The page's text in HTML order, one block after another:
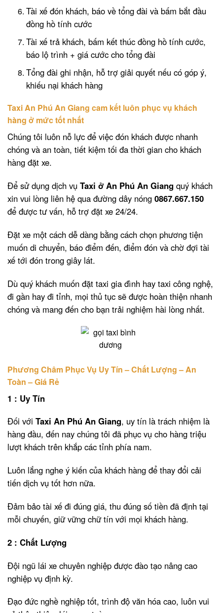
Tài xế đón khách, báo về tổng đài và bấm bắt đầu
đồng hồ tính cước
Tài xế trả khách, bấm kết thúc đồng hồ tính cước,
báo lộ trình + giá cước cho tổng đài
Tổng đài ghi nhận, hỗ trợ giải quyết nếu có góp ý,
khiếu nại khách hàng
Taxi An Phú An Giang cam kết luôn phục vụ khách
hàng ở mức tốt nhất
Chúng tôi luôn nỗ lực để việc đón khách được nhanh
chóng và an toàn, tiết kiệm tối đa thời gian cho khách
hàng đặt xe.
Để sử dụng dịch vụ Taxi ở An Phú An Giang quý khách
xin vui lòng liên hệ qua đường dây nóng 0867.667.150
để được tư vấn, hỗ trợ đặt xe 24/24.
Đặt xe một cách dễ dàng bằng cách chọn phương tiện
muốn di chuyển, báo điểm đến, điểm đón và chờ đợi tài
xế tới đón trong giây lát.
Dù quý khách muốn đặt taxi gia đình hay taxi công nghệ,
đi gần hay đi tỉnh, mọi thủ tục sẽ được hoàn thiện nhanh
chóng và mang đến cho bạn trải nghiệm hài lòng nhất.
Phương Châm Phục Vụ Uy Tín – Chất Lượng – An
Toàn – Giá Rẻ
1 : Uy Tín
Đối với Taxi An Phú An Giang, uy tín là trách nhiệm là
hàng đầu, đến nay chúng tôi đã phục vụ cho hàng triệu
lượt khách trên khắp các tỉnh phía nam.
Luôn lắng nghe ý kiến của khách hàng để thay đổi cải
tiến dịch vụ tốt hơn nữa.
Đảm bảo tài xế đi đúng giá, thu đúng số tiền đã định tại
mỗi chuyến, giữ vững chữ tín với mọi khách hàng.
2 : Chất Lượng
Đội ngũ lái xe chuyên nghiệp được đào tạo nâng cao
nghiệp vụ định kỳ.
Đạo đức nghề nghiệp tốt, trình độ văn hóa cao, luôn vui